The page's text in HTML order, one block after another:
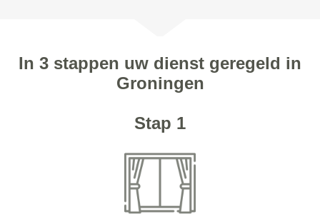
In 3 stappen uw dienst geregeld in
Groningen
Stap 1